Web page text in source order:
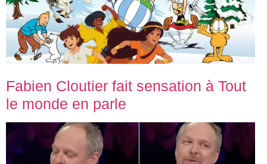
Fabien Cloutier fait sensation à Tout
le monde en parle